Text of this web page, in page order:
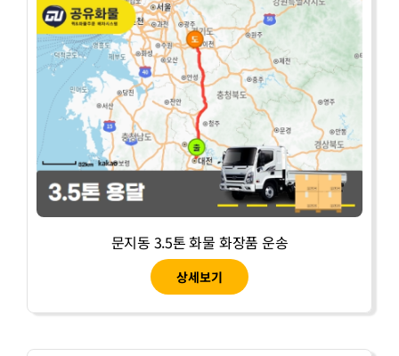
문지동 3.5톤 화물 화장품 운송
상세보기